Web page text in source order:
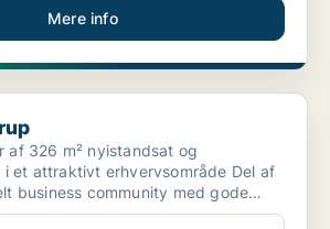
Mere info
af 326 m² nyistandsat og
attraktivt erhvervsområde Del af
business community med gode